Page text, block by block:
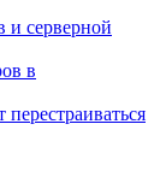
и серверной
в